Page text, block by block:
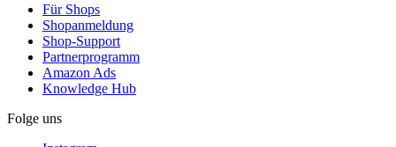
Für Shops
Shopanmeldung
Shop-Support
Partnerprogramm
Amazon Ads
Knowledge Hub
Folge uns